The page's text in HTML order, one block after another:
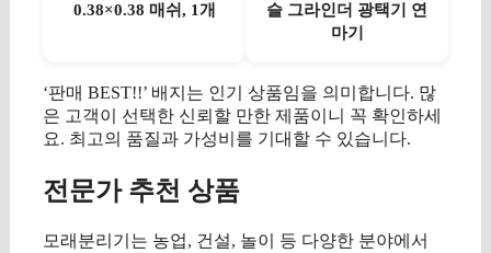
0.38×0.38 매쉬, 1개
슬 그라인더 광택기 연
마기
‘판매 BEST!!’ 배지는 인기 상품임을 의미합니다. 많
은 고객이 선택한 신뢰할 만한 제품이니 꼭 확인하세
요. 최고의 품질과 가성비를 기대할 수 있습니다.
전문가 추천 상품
모래분리기는 농업, 건설, 놀이 등 다양한 분야에서